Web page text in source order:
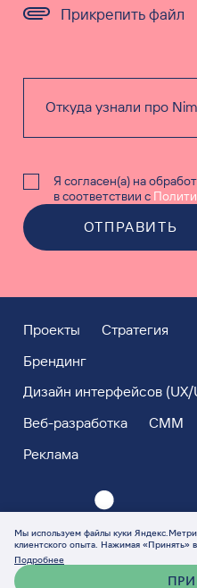
Прикрепить файл
Я согласен(а) на
в соответствии с
ОТПРАВИТЬ
Проекты
Стратегия
Брендинг
Дизайн интерфейсов (UX/
Веб-разработка
СММ
Реклама
Мы используем файлы куки
клиентского опыта. Нажимая «Принять»
Подробнее